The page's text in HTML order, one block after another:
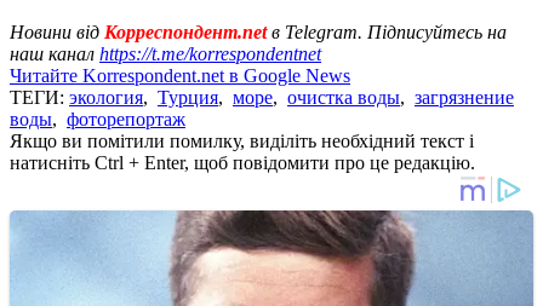
Новини від Корреспондент.netв Telegram. Підписуйтесь на
наш канал https://t.me/korrespondentnet
Читайте Korrespondent.net в Google News
ТЕГИ: экология, Турция, море, очистка воды, загрязнение
воды, фоторепортаж
Якщо ви помітили помилку, виділіть необхідний текст і
натисніть Ctrl + Enter, щоб повідомити про це редакцію.